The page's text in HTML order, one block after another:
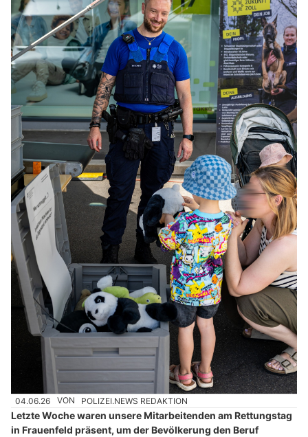
04.06.26 VON POLIZEI.NEWS REDAKTION
Letzte Woche waren unsere Mitarbeitenden am Rettungstag
in Frauenfeld präsent, um der Bevölkerung den Beruf